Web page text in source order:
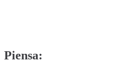
Piensa: